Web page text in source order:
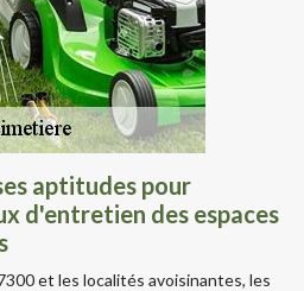
aptitudes pour
d'entretien des espaces
et les localités avoisinantes, les